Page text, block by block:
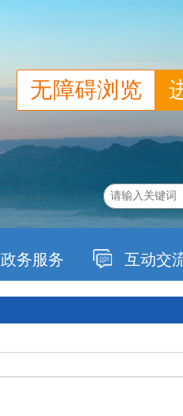
无障碍浏览
政务服务 互动交